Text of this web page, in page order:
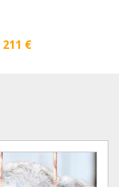
211 €